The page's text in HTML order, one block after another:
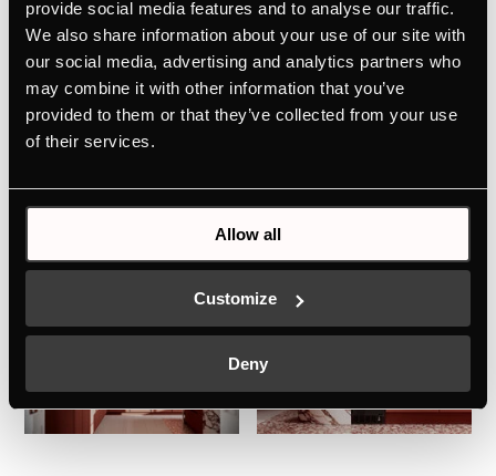
provide social media features and to analyse our traffic.
We also share information about your use of our site with
our social media, advertising and analytics partners who
may combine it with other information that you’ve
provided to them or that they’ve collected from your use
of their services.
Allow all
Customize
Deny